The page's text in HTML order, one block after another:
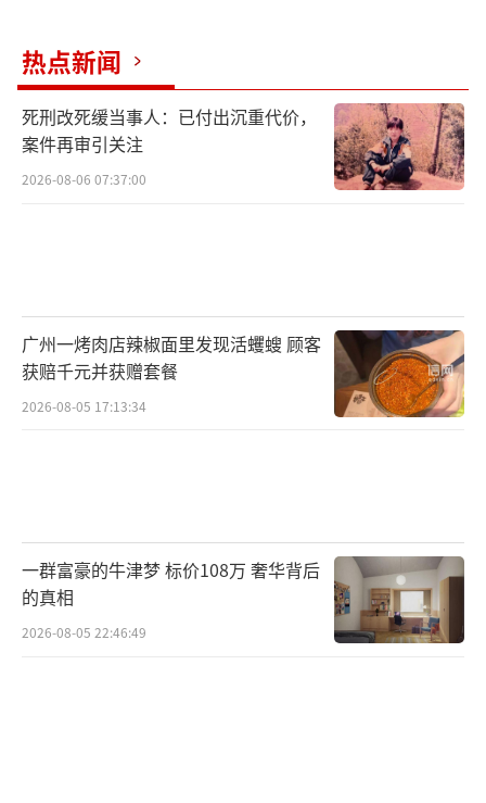
等多项指标。如果老人在生活中出现以下几种
情况，就应及时到医院进行专业评估。
第一，负重力量下降；
过去能轻松提起的重物，现在却感到十分
表现为步伐变慢、步幅缩减、走路不稳；
第三，体力和耐力下降；
对于老年人来说，患上肌少症不仅意味着
体力下降，肌肉流失带来的跌倒、骨折风险增
加，才是更大的健康隐患。那有什么办法可以
热点新闻
死刑改死缓当事人：已付出沉重代价，
案件再审引关注
2026-08-06 07:37:00
广州一烤肉店辣椒面里发现活蠼螋 顾客
获赔千元并获赠套餐
2026-08-05 17:13:34
一群富豪的牛津梦 标价108万 奢华背后
的真相
2026-08-05 22:46:49